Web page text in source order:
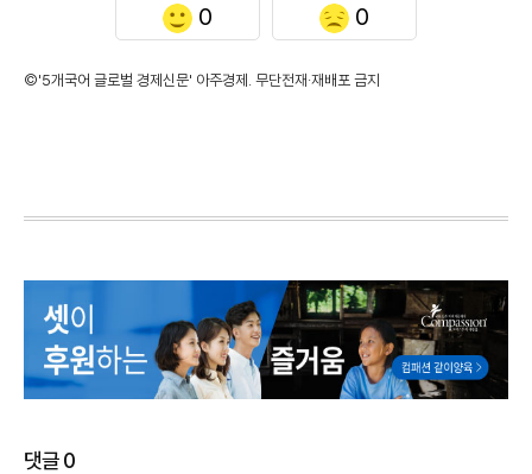
0 0
©'5개국어 글로벌 경제신문' 아주경제. 무단전재·재배포 금지
댓글0